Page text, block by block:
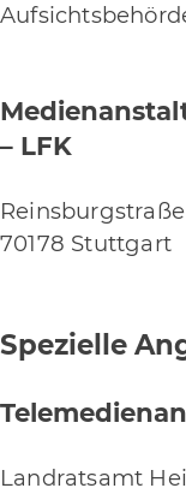
– LFK
70178 Stuttgart
Spezielle
Landratsamt